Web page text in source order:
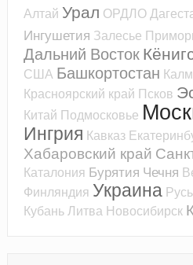
Алтай Урал ОРДЛО
Ингушетия Залесье
Дальний Восток
США Башкортостан
Красноярский край Псков
Китай Подмосковье
Ингрия Кавказ
Хабаровский край
Каталония Бурятия Чечня
Финляндия Украина Русь
КубаньЛитва Новосибирск